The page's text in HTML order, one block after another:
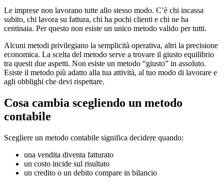
Le imprese non lavorano tutte allo stesso modo. C’è chi incassa
subito, chi lavora su fattura, chi ha pochi clienti e chi ne ha
centinaia. Per questo non esiste un unico metodo valido per tutti.
Alcuni metodi privilegiano la semplicità operativa, altri la precisione
economica. La scelta del metodo serve a trovare il giusto equilibrio
tra questi due aspetti. Non esiste un metodo “giusto” in assoluto.
Esiste il metodo più adatto alla tua attività, al tuo modo di lavorare e
agli obblighi che devi rispettare.
Cosa cambia scegliendo un metodo
contabile
Scegliere un metodo contabile significa decidere quando:
una vendita diventa fatturato
un costo incide sul risultato
un credito o un debito compare in bilancio